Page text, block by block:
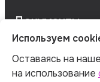
Документы
ОГРНИП
Используем
Оставаясь на
на использование